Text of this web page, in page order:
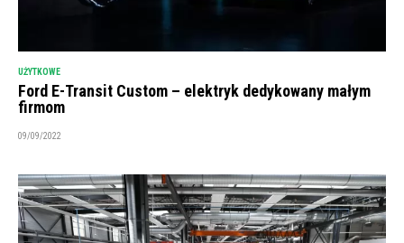
UŻYTKOWE
Ford E-Transit Custom – elektryk dedykowany małym
firmom
09/09/2022